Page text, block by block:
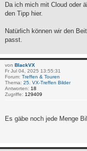
Da ich mich mit Cloud oder
den Tipp hier.
Natürlich können wir den
passt.
von BlackVX
Fr Jul 04, 2025 13:55:31
Forum: Treffen & Touren
Thema: 25. VX-Treffen Bilder
Antworten: 18
Zugriffe: 129409
Es gäbe noch jede Menge